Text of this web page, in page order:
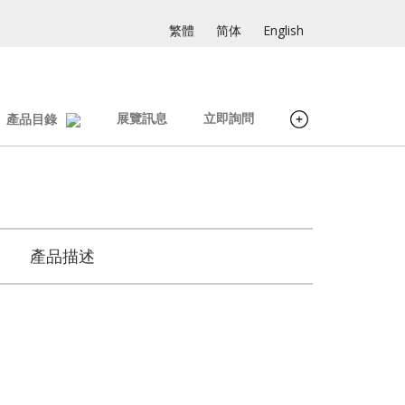
繁體 简体 English
產品目錄 展覽訊息 立即詢問
產品描述